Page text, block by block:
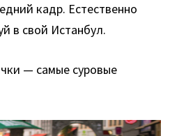
кадр. Естественно
в свой Истанбул.
— самые суровые